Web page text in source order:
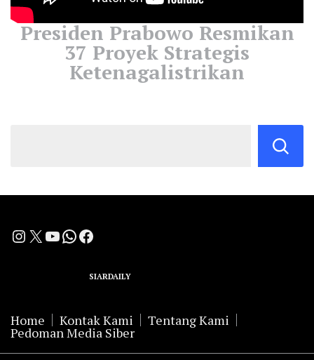
Presiden Prabowo Resmikan
37 Proyek Strategis
Ketenagalistrikan
Instagram
X YouTube
WhatsApp
Facebook
SIARDAILY
Home Kontak Kami Tentang Kami
Pedoman Media Siber